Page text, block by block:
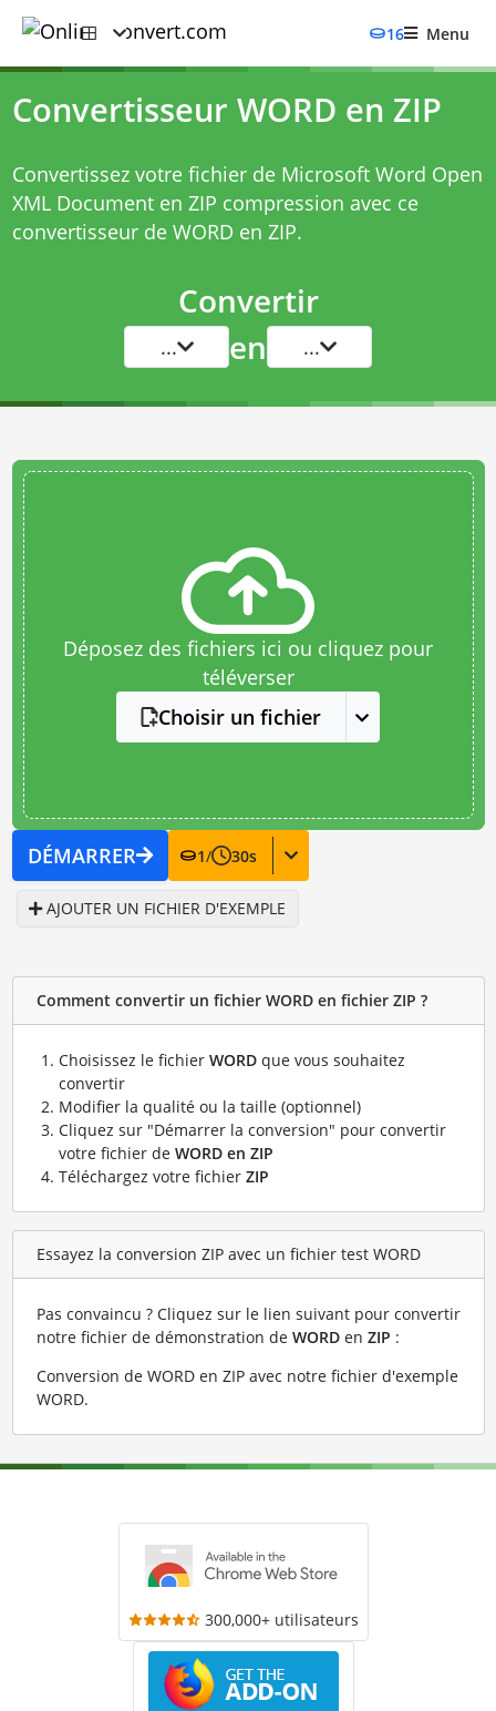
16 Menu
Convertisseur WORD en ZIP
Convertissez votre fichier de Microsoft Word Open
XML Document en ZIP compression avec ce
convertisseur de WORD en ZIP.
Convertir
... en ...
Déposez des fichiers ici ou cliquez pour
téléverser
Choisir un fichier
DÉMARRER 1/ 30s
AJOUTER UN FICHIER D'EXEMPLE
Comment convertir un fichier WORD en fichier ZIP ?
Choisissez le fichier WORDque vous souhaitez
convertir
Modifier la qualité ou la taille (optionnel)
Cliquez sur "Démarrer la conversion" pour convertir
votre fichier de WORD en ZIP
Téléchargez votre fichier ZIP
Essayez la conversion ZIP avec un fichier test WORD
Pas convaincu ? Cliquez sur le lien suivant pour convertir
notre fichier de démonstration de WORDen ZIP :
Conversion de WORD en ZIP avec notre fichier d'exemple
WORD.
300,000+ utilisateurs